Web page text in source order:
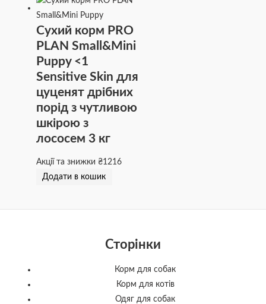
Сухий корм PRO
PLAN Small&Mini
Puppy <1
Sensitive Skin для
цуценят дрібних
порід з чутливою
шкірою з
лососем 3 кг
Акції та знижки₴1216
Додати в кошик
Сторінки
Корм для собак
Корм для котів
Одяг для собак